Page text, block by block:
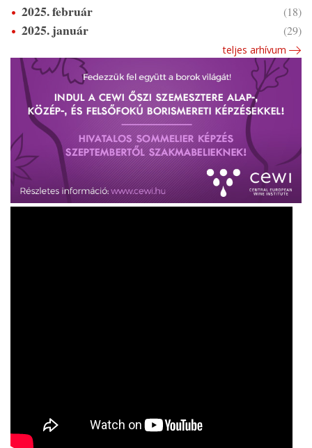
2025. február (18)
2025. január (29)
teljes arhívum